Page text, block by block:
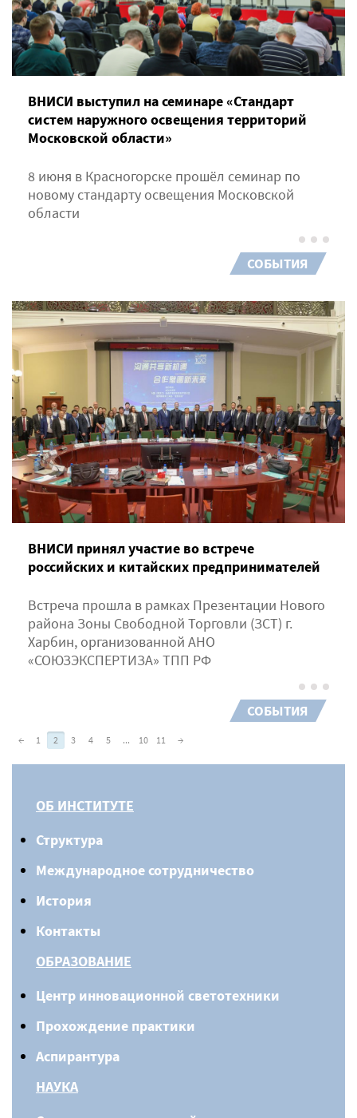
ВНИСИ выступил на семинаре «Стандарт
систем наружного освещения территорий
Московской области»
8 июня в Красногорске прошёл семинар по
новому стандарту освещения Московской
области
СОБЫТИЯ
ВНИСИ принял участие во встрече
российских и китайских предпринимателей
Встреча прошла в рамках Презентации Нового
района Зоны Свободной Торговли (ЗСТ) г.
Харбин, организованной АНО
«СОЮЗЭКСПЕРТИЗА» ТПП РФ
СОБЫТИЯ
← 1 2 3 4 5 ... 10 11 →
ОБ ИНСТИТУТЕ
Структура
Международное сотрудничество
История
Контакты
ОБРАЗОВАНИЕ
Центр инновационной светотехники
Прохождение практики
Аспирантура
НАУКА